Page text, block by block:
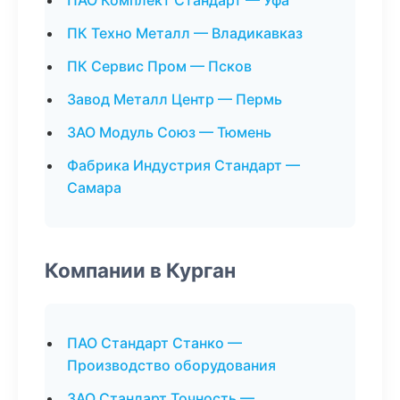
ПК Техно Металл — Владикавказ
ПК Сервис Пром — Псков
Завод Металл Центр — Пермь
ЗАО Модуль Союз — Тюмень
Фабрика Индустрия Стандарт —
Самара
Компании в Курган
ПАО Стандарт Станко —
Производство оборудования